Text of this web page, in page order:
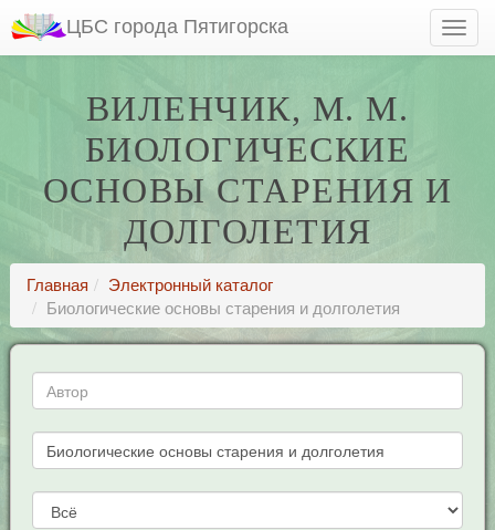
ЦБС города Пятигорска
ВИЛЕНЧИК, М. М.
БИОЛОГИЧЕСКИЕ
ОСНОВЫ СТАРЕНИЯ И
ДОЛГОЛЕТИЯ
Главная
Электронный каталог
Биологические основы старения и долголетия